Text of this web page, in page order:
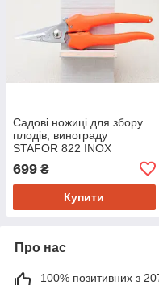
Садові ножиці для збору
плодів, винограду
STAFOR 822 INOX
посилений з нержавійки -
Стафор 822
699 ₴
Купити
Про нас
100% позитивних з 207